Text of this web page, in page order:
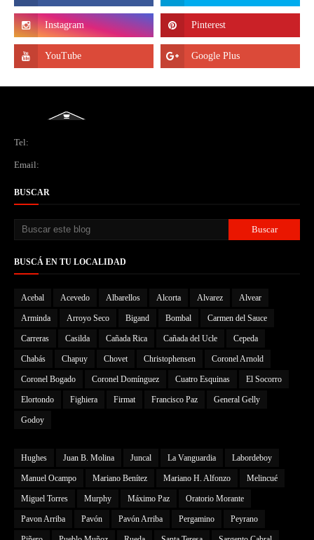
Tel:
Email:
BUSCAR
BUSCÁ EN TU LOCALIDAD
Acebal Acevedo Albarellos Alcorta Alvarez Alvear
Arminda Arroyo Seco Bigand Bombal Carmen del Sauce
Carreras Casilda Cañada Rica Cañada del Ucle Cepeda
Chabás Chapuy Chovet Christophensen Coronel Arnold
Coronel Bogado Coronel Domínguez Cuatro Esquinas El Socorro
Elortondo Fighiera Firmat Francisco Paz General Gelly
Godoy
Hughes Juan B. Molina Juncal La Vanguardia Labordeboy
Manuel Ocampo Mariano Benítez Mariano H. Alfonzo Melincué
Miguel Torres Murphy Máximo Paz Oratorio Morante
Pavon Arriba Pavón Pavón Arriba Pergamino Peyrano